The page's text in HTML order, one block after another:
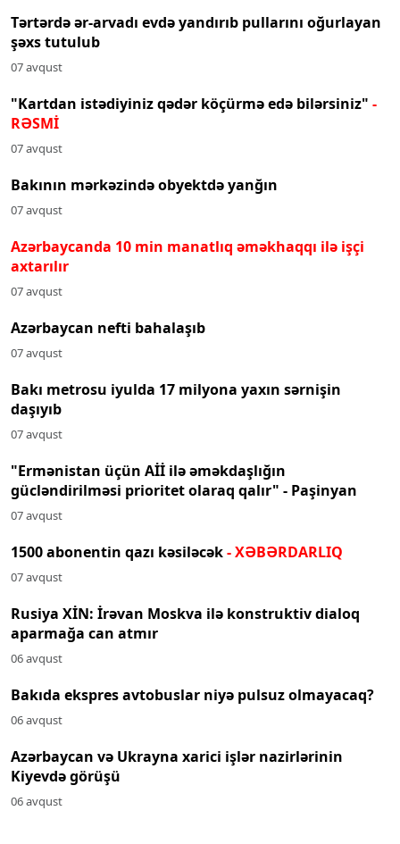
Tərtərdə ər-arvadı evdə yandırıb pullarını oğurlayan
şəxs tutulub
07 avqust
"Kartdan istədiyiniz qədər köçürmə edə bilərsiniz" -
RƏSMİ
07 avqust
Bakının mərkəzində obyektdə yanğın
07 avqust
Azərbaycanda 10 min manatlıq əməkhaqqı ilə işçi
axtarılır
07 avqust
Azərbaycan nefti bahalaşıb
07 avqust
Bakı metrosu iyulda 17 milyona yaxın sərnişin
daşıyıb
07 avqust
"Ermənistan üçün Aİİ ilə əməkdaşlığın
gücləndirilməsi prioritet olaraq qalır" - Paşinyan
07 avqust
1500 abonentin qazı kəsiləcək- XƏBƏRDARLIQ
07 avqust
Rusiya XİN: İrəvan Moskva ilə konstruktiv dialoq
aparmağa can atmır
06 avqust
Bakıda ekspres avtobuslar niyə pulsuz olmayacaq?
06 avqust
Azərbaycan və Ukrayna xarici işlər nazirlərinin
Kiyevdə görüşü
06 avqust